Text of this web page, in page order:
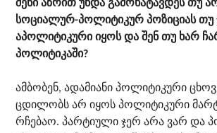
შენი აზრით უნდა გამოხატავდეს თუ
სოციალურ-პოლიტიკურ პოზიციას თუ
აპოლიტიკური იყოს და შენ თუ ხარ
პოლიტიკაში?
ამბობენ, ადამიანი პოლიტიკური
ცდილობს არ იყოს პოლიტიკური
რჩებაო. პარტიული ჯერ არა ვარ და